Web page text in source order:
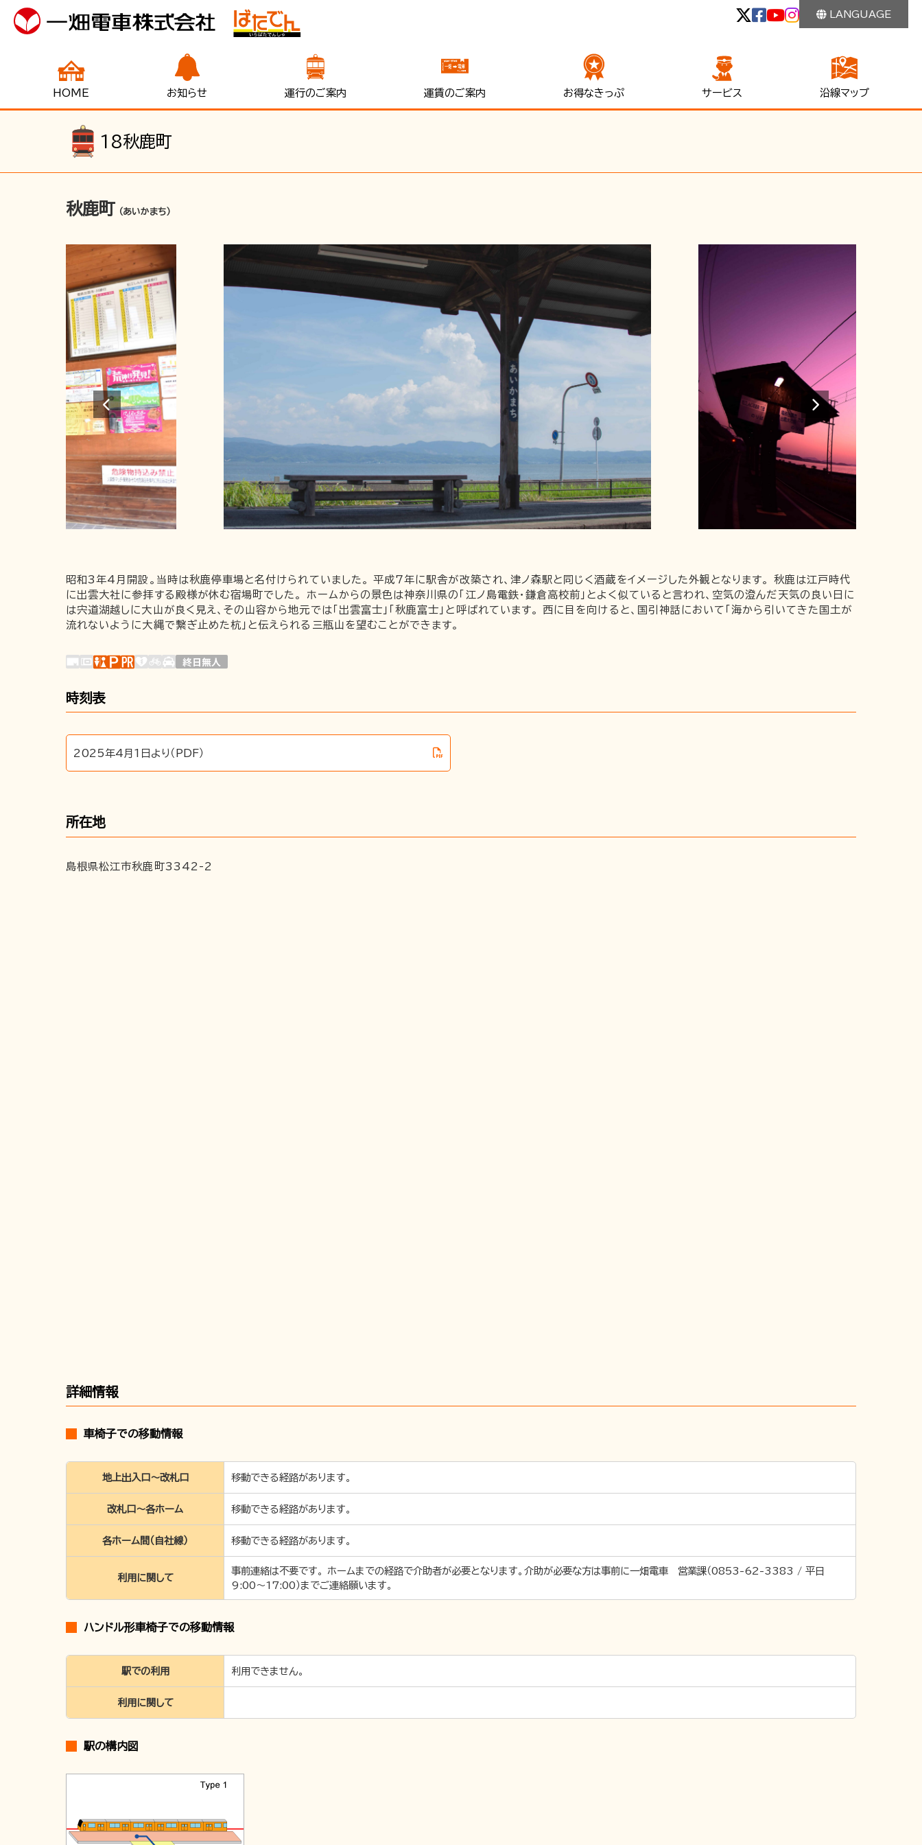
LANGUAGE
HOME お知らせ 運行のご案内 運賃のご案内 お得なきっぷ サービス 沿線マップ
18秋鹿町
秋鹿町 （あいかまち）
昭和3年4月開設。当時は秋鹿停車場と名付けられていました。 平成7年に駅舎が改築され、津ノ森駅と同じく酒蔵をイメージした外観となります。 秋鹿は江戸時代
に出雲大社に参拝する殿様が休む宿場町でした。 ホームからの景色は神奈川県の「江ノ島電鉄・鎌倉高校前」とよく似ていると言われ、空気の澄んだ天気の良い日に
は宍道湖越しに大山が良く見え、その山容から地元では「出雲富士」「秋鹿富士」と呼ばれています。 西に目を向けると、国引神話において「海から引いてきた国土が
流れないように大縄で繋ぎ止めた杭」と伝えられる三瓶山を望むことができます。
時刻表
2025年4月1日より（PDF）
所在地
島根県松江市秋鹿町3342-2
詳細情報
車椅子での移動情報
地上出入口～改札口 移動できる経路があります。
改札口〜各ホーム 移動できる経路があります。
各ホーム間（自社線） 移動できる経路があります。
利用に関して
事前連絡は不要です。 ホームまでの経路で介助者が必要となります。介助が必要な方は事前に一畑電車 営業課（0853-62-3383 / 平日
9:00～17:00）までご連絡願います。
ハンドル形車椅子での移動情報
駅での利用 利用できません。
利用に関して
駅の構内図